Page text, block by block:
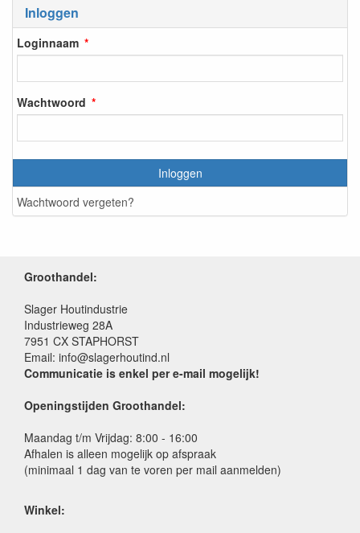
Inloggen
Loginnaam
Wachtwoord
Inloggen
Wachtwoord vergeten?
Groothandel:
Slager Houtindustrie
Industrieweg 28A
7951 CX STAPHORST
Email: info@slagerhoutind.nl
Communicatie is enkel per e-mail mogelijk!
Openingstijden Groothandel:
Maandag t/m Vrijdag: 8:00 - 16:00
Afhalen is alleen mogelijk op afspraak
(minimaal 1 dag van te voren per mail aanmelden)
Winkel: